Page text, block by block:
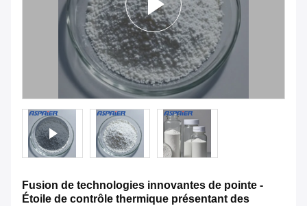
Fusion de technologies innovantes de pointe -
Étoile de contrôle thermique présentant des